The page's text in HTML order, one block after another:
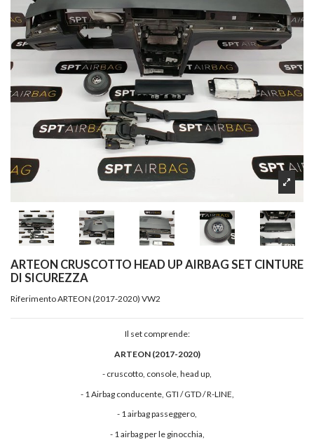
ARTEON CRUSCOTTO HEAD UP AIRBAG SET CINTURE
DI SICUREZZA
RiferimentoARTEON (2017-2020) VW2
Il set comprende:
ARTEON (2017-2020)
- cruscotto, console, head up,
- 1 Airbag conducente, GTI / GTD / R-LINE,
- 1 airbag passeggero,
- 1 airbag per le ginocchia,